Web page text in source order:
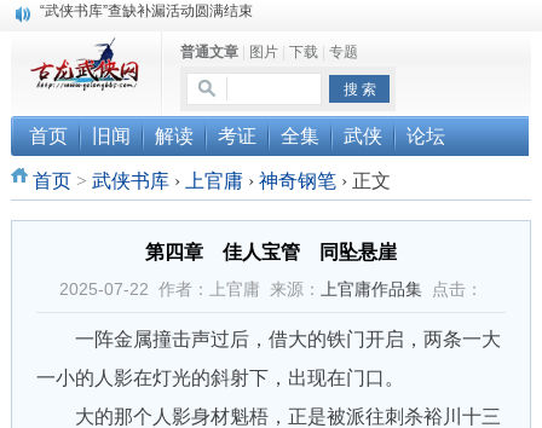
《古龙小说原貌探究》修订版已上市
顾雪衣《古龙武侠小说知见录》上市
“武侠书库”查缺补漏活动圆满结束
普通文章| 图片| 下载| 专题
首页 旧闻 解读 考证 全集 武侠 论坛
首页> 武侠书库 › 上官庸 › 神奇钢笔 ›正文
第四章 佳人宝管 同坠悬崖
2025-07-22 作者：上官庸 来源： 上官庸作品集点击：
一阵金属撞击声过后，借大的铁门开启，两条一大
一小的人影在灯光的斜射下，出现在门口。
大的那个人影身材魁梧，正是被派往刺杀裕川十三